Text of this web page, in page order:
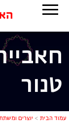
טנור
עמוד הבית > יוצרים